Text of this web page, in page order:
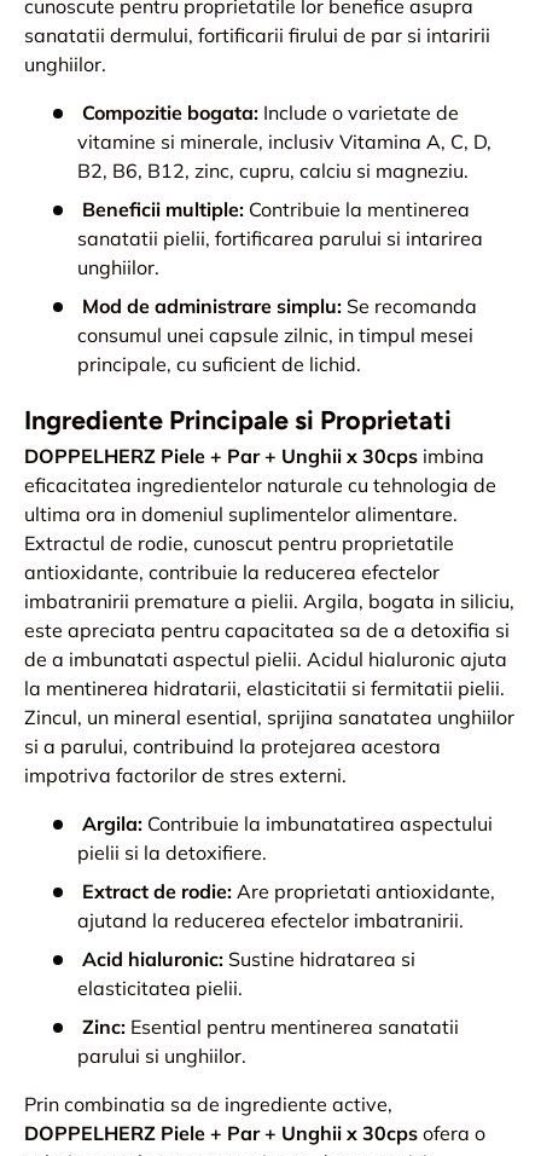
cunoscute pentru proprietatile lor benefice asupra
sanatatii dermului, fortificarii firului de par si intaririi
unghiilor.
Compozitie bogata: Include o varietate de
vitamine si minerale, inclusiv Vitamina A, C, D,
B2, B6, B12, zinc, cupru, calciu si magneziu.
Beneficii multiple: Contribuie la mentinerea
sanatatii pielii, fortificarea parului si intarirea
unghiilor.
Mod de administrare simplu: Se recomanda
consumul unei capsule zilnic, in timpul mesei
principale, cu suficient de lichid.
Ingrediente Principale si Proprietati
DOPPELHERZ Piele + Par + Unghii x 30cps imbina
eficacitatea ingredientelor naturale cu tehnologia de
ultima ora in domeniul suplimentelor alimentare.
Extractul de rodie, cunoscut pentru proprietatile
antioxidante, contribuie la reducerea efectelor
imbatranirii premature a pielii. Argila, bogata in siliciu,
este apreciata pentru capacitatea sa de a detoxifia si
de a imbunatati aspectul pielii. Acidul hialuronic ajuta
la mentinerea hidratarii, elasticitatii si fermitatii pielii.
Zincul, un mineral esential, sprijina sanatatea unghiilor
si a parului, contribuind la protejarea acestora
impotriva factorilor de stres externi.
Argila: Contribuie la imbunatatirea aspectului
pielii si la detoxifiere.
Extract de rodie: Are proprietati antioxidante,
ajutand la reducerea efectelor imbatranirii.
Acid hialuronic: Sustine hidratarea si
elasticitatea pielii.
Zinc: Esential pentru mentinerea sanatatii
parului si unghiilor.
Prin combinatia sa de ingrediente active,
DOPPELHERZ Piele + Par + Unghii x 30cps ofera o